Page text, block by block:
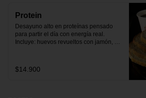
Protein
Desayuno alto en proteínas pensado
para partir el día con energía real.
Incluye: huevos revueltos con jamón,
mermelada de arándanos y granola
receta exclusiva The Breakfast, porción
$14.900